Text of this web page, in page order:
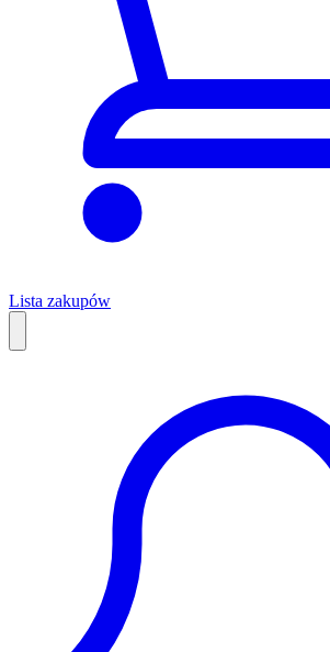
Lista zakupów